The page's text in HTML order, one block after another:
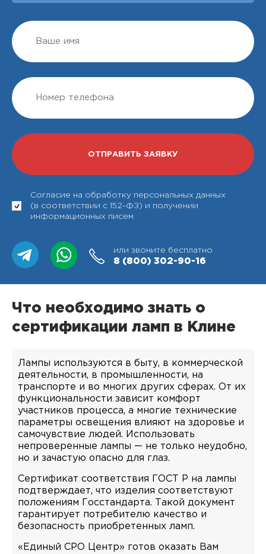
Согласие на обработку персональных данных
(в соответствии с 152-ФЗ) и получении
информационных писем
или звоните бесплатно
8 (800) 302-90-16
Что необходимо знать о
сертификации ламп в Клине
Лампы используются в быту, в коммерческой
деятельности, в промышленности, на
транспорте и во многих других сферах. От их
функциональности зависит комфорт
участников процесса, а многие технические
параметры освещения влияют на здоровье и
самочувствие людей. Использовать
непроверенные лампы — не только неудобно,
но и зачастую опасно для глаз.
Сертификат соответствия ГОСТ Р на лампы
подтверждает, что изделия соответствуют
положениям Госстандарта. Такой документ
гарантирует потребителю качество и
безопасность приобретенных ламп.
«Единый СРО Центр» готов оказать Вам